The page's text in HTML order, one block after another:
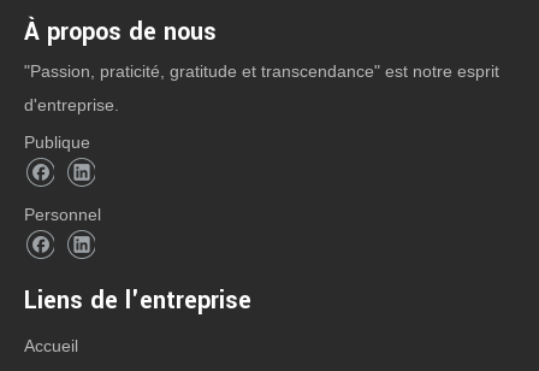
À propos de nous
"Passion, praticité, gratitude et transcendance" est notre esprit
d'entreprise.
Publique
Personnel
Liens de l'entreprise
Accueil